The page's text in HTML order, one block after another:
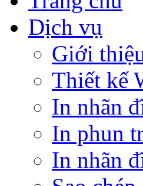
Dịch vụ
Giới
Thiết kế
In nhãn
In phun
In nhãn